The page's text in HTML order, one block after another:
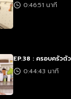
0:46:51 นาที
EP.38 : ครอบครัวตั
0:44:43 นาที